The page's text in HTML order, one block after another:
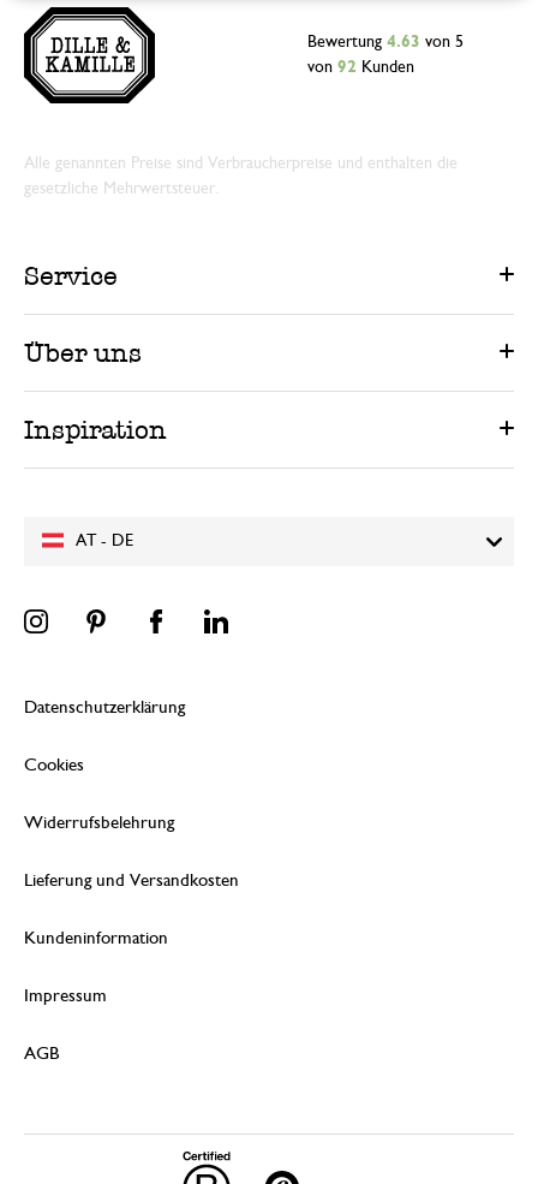
AT - DE
Bewertung 4.63 von 5
von 92 Kunden
Alle genannten Preise sind Verbraucherpreise und enthalten die
gesetzliche Mehrwertsteuer.
Service
Über uns
Inspiration
Datenschutzerklärung
Cookies
Widerrufsbelehrung
Lieferung und Versandkosten
Kundeninformation
Impressum
AGB